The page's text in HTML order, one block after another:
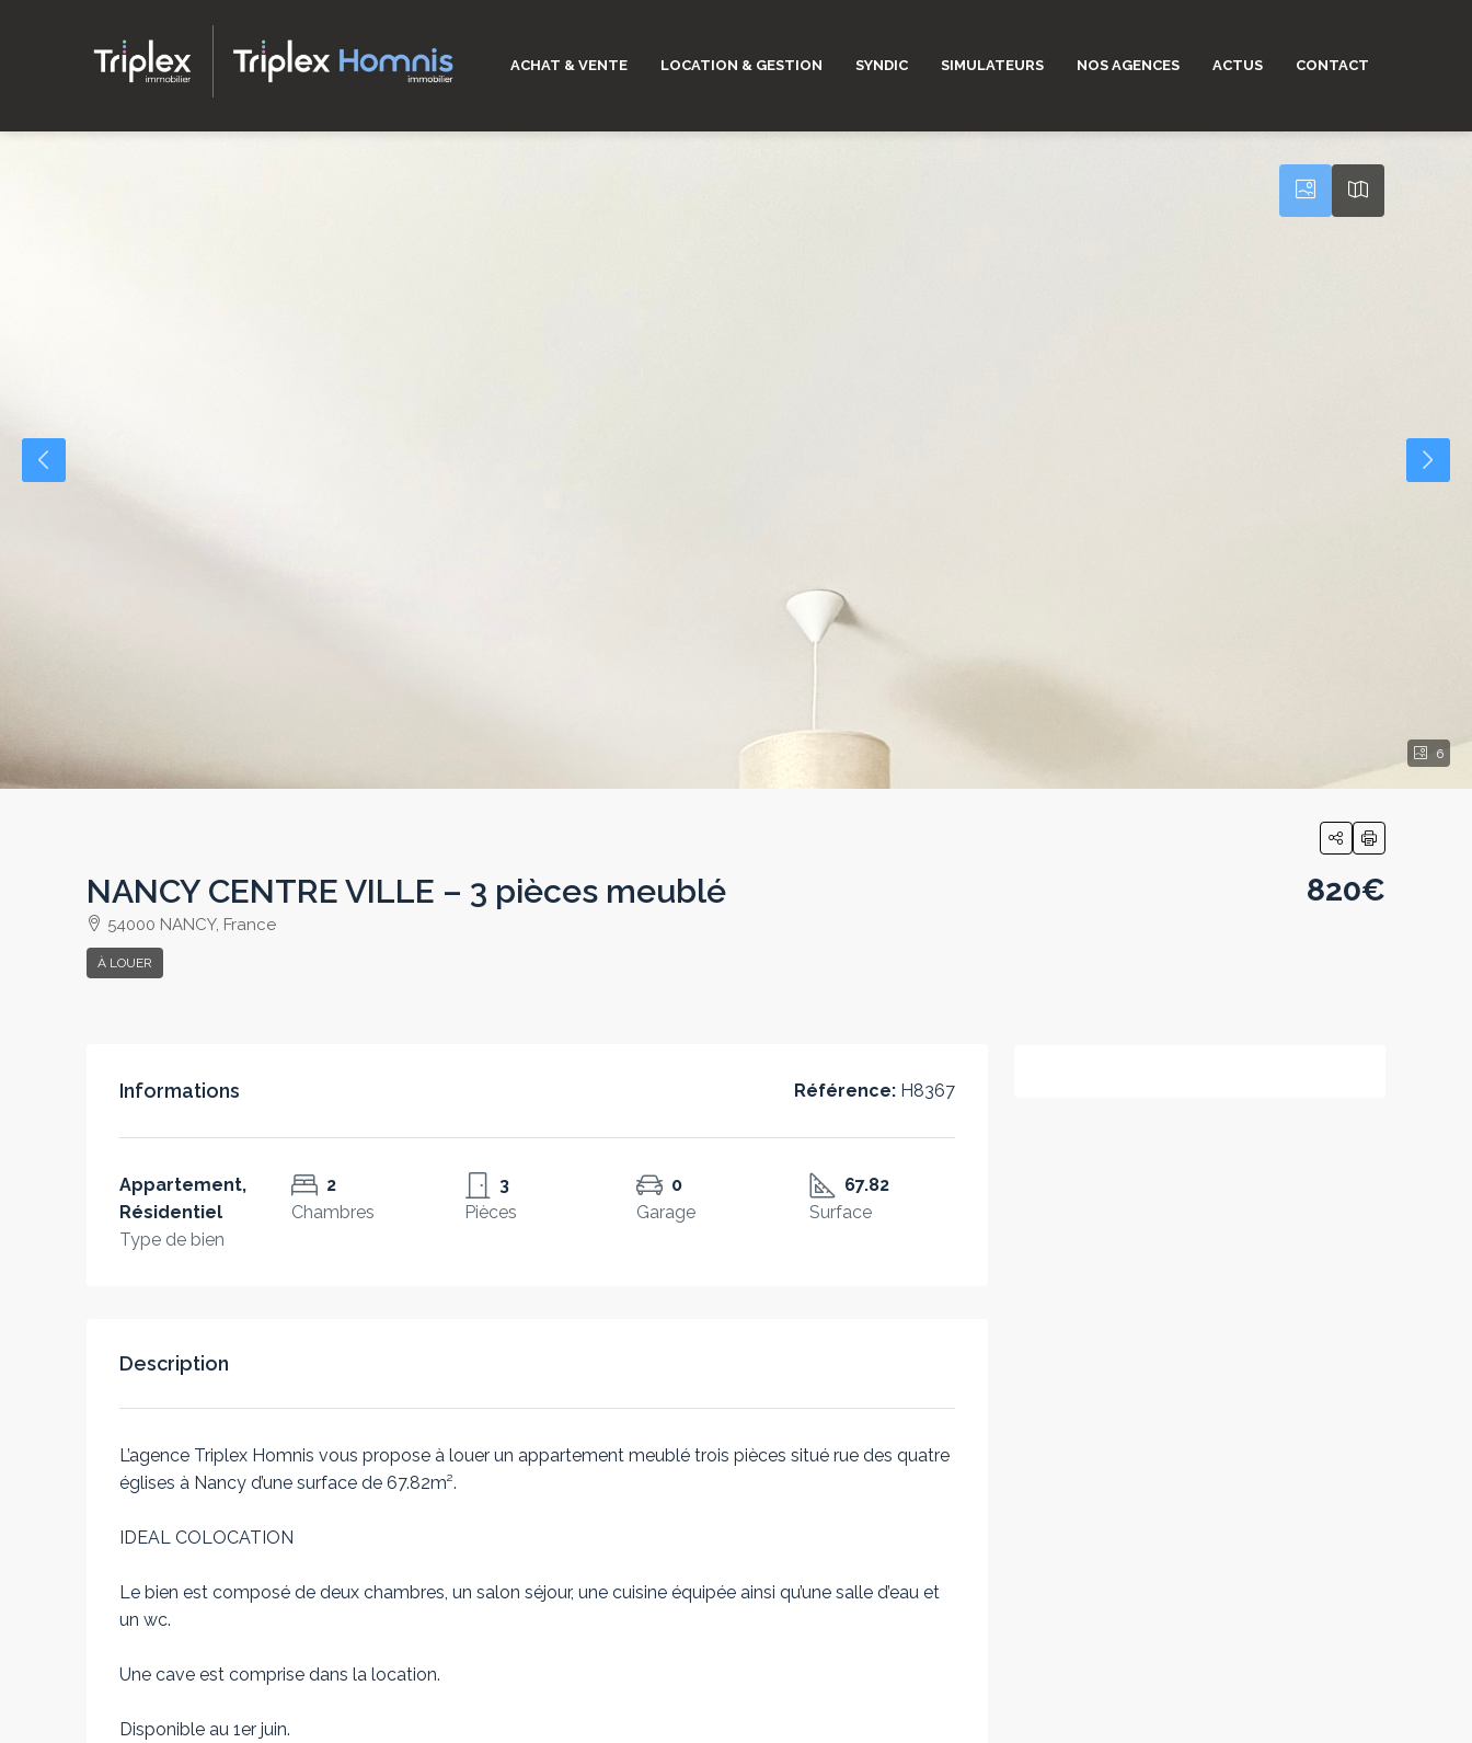
ACHAT & VENTE LOCATION & GESTION SYNDIC SIMULATEURS NOS AGENCES ACTUS CONTACT
6
NANCY CENTRE VILLE – 3 pièces meublé
54000 NANCY, France
À LOUER
820€
Informations Référence: H8367
Appartement,
Résidentiel
Type de bien
2
Chambres
3
Pièces
0
Garage
67.82
Surface
Description
L’agence Triplex Homnis vous propose à louer un appartement meublé trois pièces situé rue des quatre
églises à Nancy d’une surface de 67.82m².
IDEAL COLOCATION
Le bien est composé de deux chambres, un salon séjour, une cuisine équipée ainsi qu’une salle d’eau et
un wc.
Une cave est comprise dans la location.
Disponible au 1er juin.